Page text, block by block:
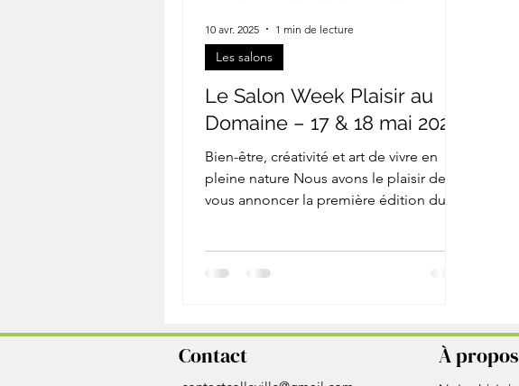
Le Salon Week Plaisir au
Domaine – 17 & 18 mai 2025
Bien-être, créativité et art de vivre en
pleine nature Nous avons le plaisir de
vous annoncer la première édition du
Les salons
10 avr. 2025 1 min de lecture
Contact À propos